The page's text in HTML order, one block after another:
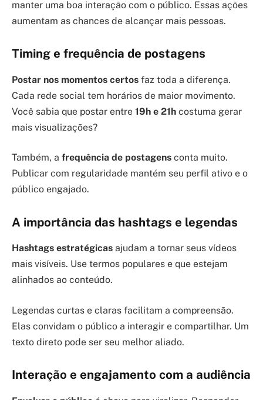
manter uma boa interação com o público. Essas ações
aumentam as chances de alcançar mais pessoas.
Timing e frequência de postagens
Postar nos momentos certos faz toda a diferença.
Cada rede social tem horários de maior movimento.
Você sabia que postar entre 19h e 21h costuma gerar
mais visualizações?
Também, a frequência de postagens conta muito.
Publicar com regularidade mantém seu perfil ativo e o
público engajado.
A importância das hashtags e legendas
Hashtags estratégicas ajudam a tornar seus vídeos
mais visíveis. Use termos populares e que estejam
alinhados ao conteúdo.
Legendas curtas e claras facilitam a compreensão.
Elas convidam o público a interagir e compartilhar. Um
texto direto pode ser seu melhor aliado.
Interação e engajamento com a audiência